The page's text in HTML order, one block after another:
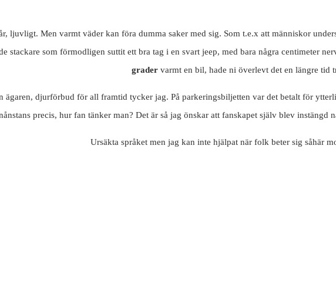
ljuvligt. Men varmt väder kan föra dumma saker med sig. Som t.e.x att människor
stackare som förmodligen suttit ett bra tag i en svart jeep, med bara några centimeter
grader varmt en bil, hade ni överlevt det en längre tid
djurförbud för all framtid tycker jag. På parkeringsbiljetten var det betalt för
precis, hur fan tänker man? Det är så jag önskar att fanskapet själv blev instängd
Ursäkta språket men jag kan inte hjälpat när folk beter sig såhär